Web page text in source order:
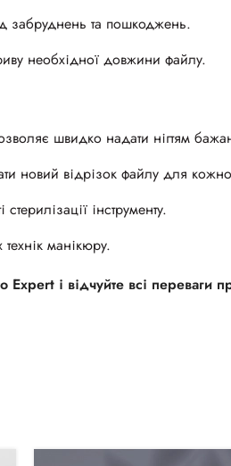
забруднень та пошкоджень.
необхідної довжини файлу.
швидко надати нігтям
новий відрізок файлу для
стерилізації інструменту.
манікюру.
і відчуйте всі переваги